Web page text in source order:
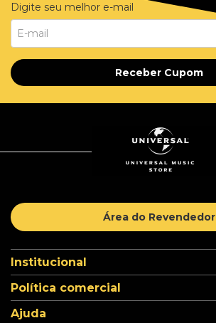
Digite seu melhor e-mail
Receber Cupom
Área do Revendedor
Institucional
Política comercial
Ajuda